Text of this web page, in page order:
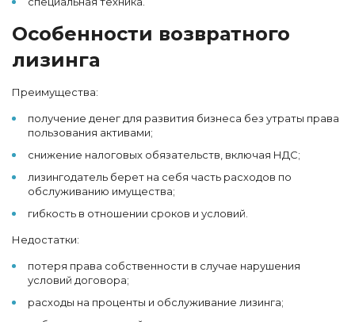
Особенности возвратного
лизинга
Преимущества:
получение денег для развития бизнеса без утраты права
пользования активами;
снижение налоговых обязательств, включая НДС;
лизингодатель берет на себя часть расходов по
обслуживанию имущества;
гибкость в отношении сроков и условий.
Недостатки:
потеря права собственности в случае нарушения
условий договора;
расходы на проценты и обслуживание лизинга;